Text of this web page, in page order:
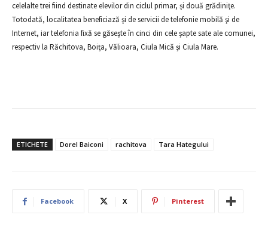
celelalte trei fiind destinate elevilor din ciclul primar, şi două grădiniţe.
Totodată, localitatea beneficiază şi de servicii de telefonie mobilă şi de
Internet, iar telefonia fixă se găseşte în cinci din cele şapte sate ale comunei,
respectiv la Răchitova, Boiţa, Vălioara, Ciula Mică şi Ciula Mare.
ETICHETE Dorel Baiconi rachitova Tara Hategului
Facebook X Pinterest